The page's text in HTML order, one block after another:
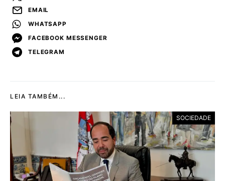
EMAIL
WHATSAPP
FACEBOOK MESSENGER
TELEGRAM
LEIA TAMBÉM...
SOCIEDADE